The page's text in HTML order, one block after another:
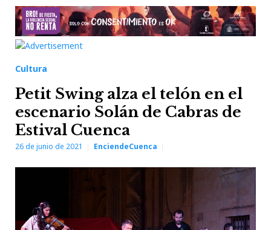
Cultura
Petit Swing alza el telón en el
escenario Solán de Cabras de
Estival Cuenca
26 de junio de 2021 EnciendeCuenca